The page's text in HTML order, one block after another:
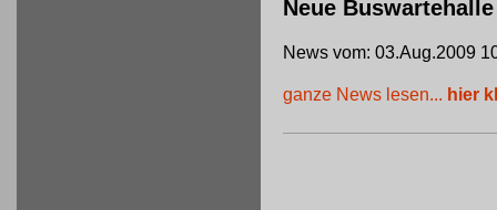
Neue
News vom: 03.Aug.2009
ganze News lesen... hier